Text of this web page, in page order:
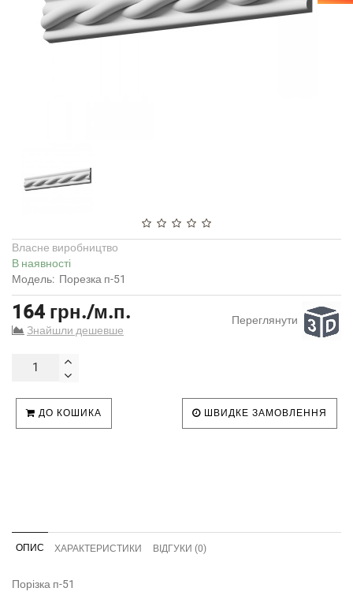
Власне виробництво
В наявності
Модель: Порезка п-51
164 грн./м.п.
Знайшли дешевше
Переглянути
ДО КОШИКА ШВИДКЕ ЗАМОВЛЕННЯ
ОПИС ХАРАКТЕРИСТИКИ ВІДГУКИ (0)
Порізка п-51